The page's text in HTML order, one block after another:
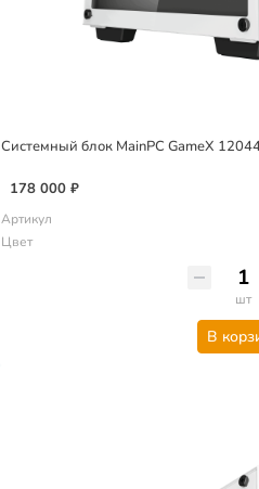
Системный блок MainPC GameX
178 000 ₽
Артикул
Цвет
шт
В